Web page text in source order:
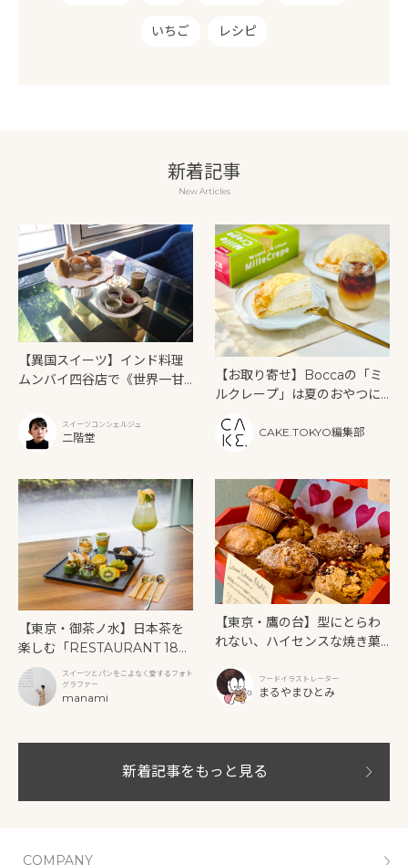
いちご レシピ
新着記事
New Articles
【異国スイーツ】インド料理
ムンバイ四谷店で《世界一甘
ー》を味わうスイーツコンシェルジュ
二階堂
【お取り寄せ】Boccaの「ミ
ルクレープ」は夏のおやつに
CAKE.TOKYO編集部
【東京・御茶ノ水】日本茶を
楽しむ「RESTAURANT 189
9 OCHANOMIZU」の抹茶ア
フタヌーンティーと新作クリ
ームソーダ
スイーツとパンをこよなく愛するフォト
グラファー
manami
【東京・鷹の台】型にとらわ
れない、ハイセンスな焼き菓
フードイラストレーター
まるやまひとみ
新着記事をもっと見る
COMPANY